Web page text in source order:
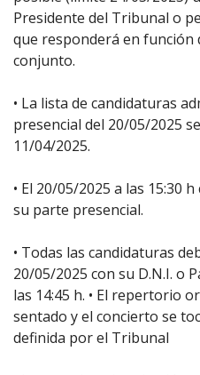
Presidente del Tribunal o
que responderá en función
conjunto.
• La lista de candidaturas
presencial del 20/05/2025
11/04/2025.
• El 20/05/2025 a las 15:30
su parte presencial.
• Todas las candidaturas
20/05/2025 con su D.N.I. o
las 14:45 h. • El repertorio
sentado y el concierto se
definida por el Tribunal